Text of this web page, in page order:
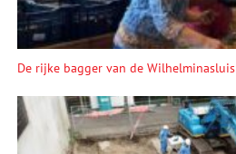
De rijke bagger van de Wilhelminasluis